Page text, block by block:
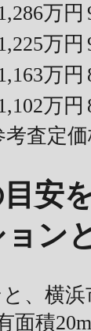
万円
万円
万円
万円
査定
安
ン
、横浜
面積